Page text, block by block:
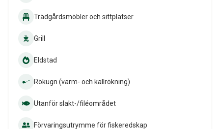
Trädgårdsmöbler och sittplatser
Grill
Eldstad
Rökugn (varm- och kallrökning)
Utanför slakt-/filéområdet
Förvaringsutrymme för fiskeredskap